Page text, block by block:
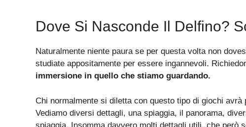
Dove Si Nasconde Il Delfino?
Naturalmente niente paura se per questa volta non
studiate appositamente per essere ingannevoli.
immersione in quello che stiamo guardando.
Chi normalmente si diletta con questo tipo di giochi
Vediamo diversi dettagli, una spiaggia, il panorama,
spiaggia. Insomma davvero molti dettagli utili, che però